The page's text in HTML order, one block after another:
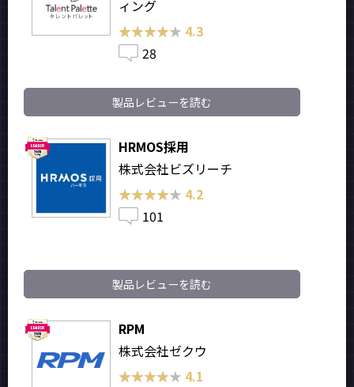
ィング
★★★★★
★★★★★ 4.3
28
製品レビューを読む
HRMOS採用
株式会社ビズリーチ
★★★★★
★★★★★ 4.2
101
製品レビューを読む
RPM
株式会社ゼクウ
★★★★★
★★★★★ 4.1